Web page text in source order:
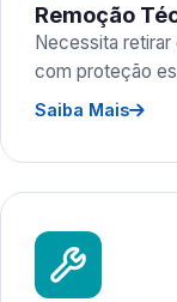
Remoção
Necessita
com proteção
Saiba Mais